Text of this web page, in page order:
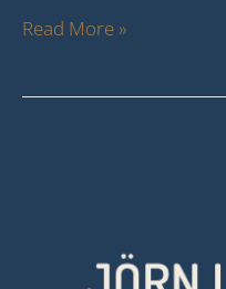
Read More »